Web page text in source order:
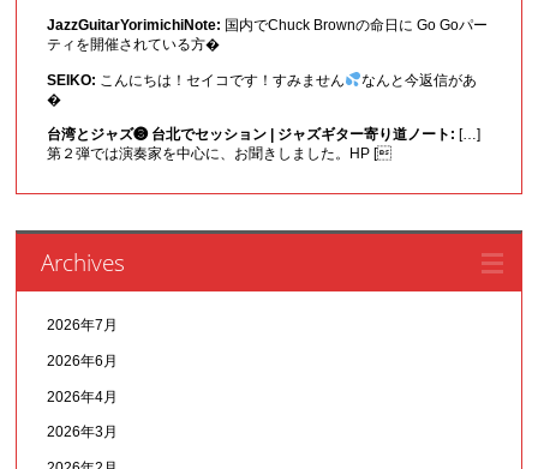
JazzGuitarYorimichiNote: 国内でChuck Brownの命日に Go Goパー
ティを開催されている方�
SEIKO: こんにちは！セイコです！すみません
なんと今返信があ
�
台湾とジャズ❸ 台北でセッション | ジャズギター寄り道ノート: […]
第２弾では演奏家を中心に、お聞きしました。HP [
Archives
2026年7月
2026年6月
2026年4月
2026年3月